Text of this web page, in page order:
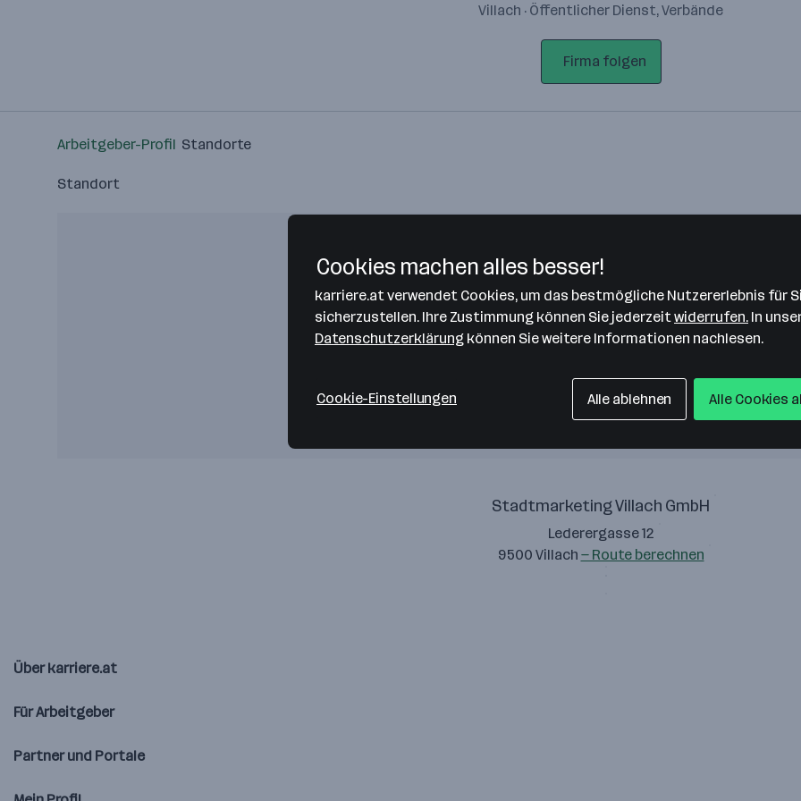
Villach · Öffentlicher Dienst, Verbände
Firma folgen
Arbeitgeber-Profil Standorte
Standort
Bitte stimme unseren Cookie-
Richtlinien zu, um diese Karte
anzuzeigen.
Zustimmung geben
Stadtmarketing Villach GmbH
Lederergasse 12
9500 Villach — Route berechnen
Über karriere.at
Für Arbeitgeber
Partner und Portale
Cookies machen alles besser!
karriere.at verwendet Cookies, um das bestmögliche Nutzererlebnis für
sicherzustellen. Ihre Zustimmung können Sie jederzeit widerrufen. In
Datenschutzerklärung können Sie weitere Informationen nachlesen.
Cookie-Einstellungen Alle ablehnen Alle Cookies